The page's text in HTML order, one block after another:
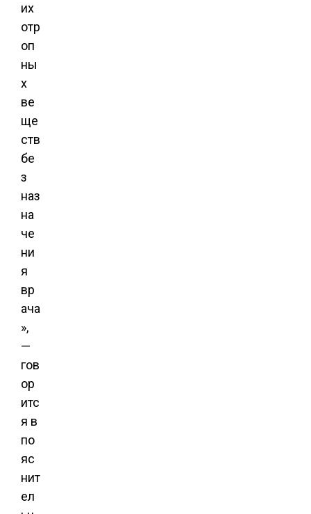
их
отр
оп
ны
х
ве
ще
ств
бе
з
наз
на
че
ни
я
вр
ача
»,
—
гов
ор
итс
я в
по
яс
нит
ел